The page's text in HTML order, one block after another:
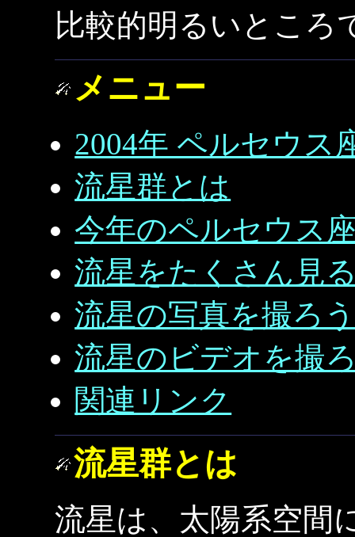
比較的明るいところ
メニュー
2004年 ペルセウス
流星群とは
今年のペルセウス
流星をたくさん見
流星の写真を撮ろ
流星のビデオを撮
関連リンク
流星群とは
流星は、太陽系空間